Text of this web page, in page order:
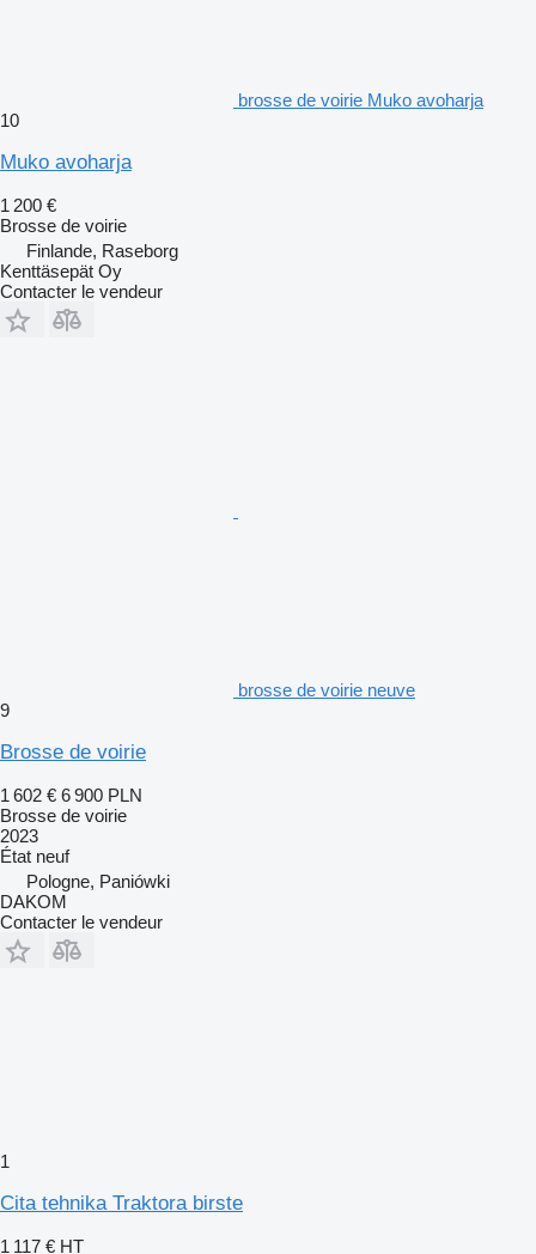
brosse de voirie Muko avoharja
10
Muko avoharja
1 200 €
Brosse de voirie
Finlande, Raseborg
Kenttäsepät Oy
Contacter le vendeur
brosse de voirie neuve
9
Brosse de voirie
1 602 € 6 900 PLN
Brosse de voirie
2023
État neuf
Pologne, Paniówki
DAKOM
Contacter le vendeur
1
Cita tehnika Traktora birste
1 117 € HT